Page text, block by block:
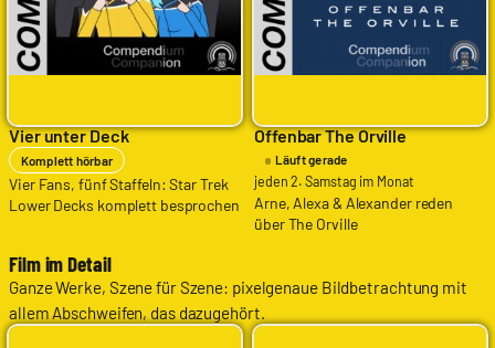
Vier unter Deck
Komplett hörbar
Vier Fans, fünf Staffeln: Star Trek
Lower Decks komplett besprochen
Offenbar The Orville
Läuft gerade
jeden 2. Samstag im Monat
Arne, Alexa & Alexander reden
über The Orville
Film im Detail
Ganze Werke, Szene für Szene: pixelgenaue Bildbetrachtung mit
allem Abschweifen, das dazugehört.